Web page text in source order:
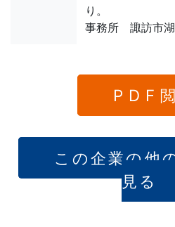
り。
事務所 諏訪市湖
PDF
この企業の他
見る